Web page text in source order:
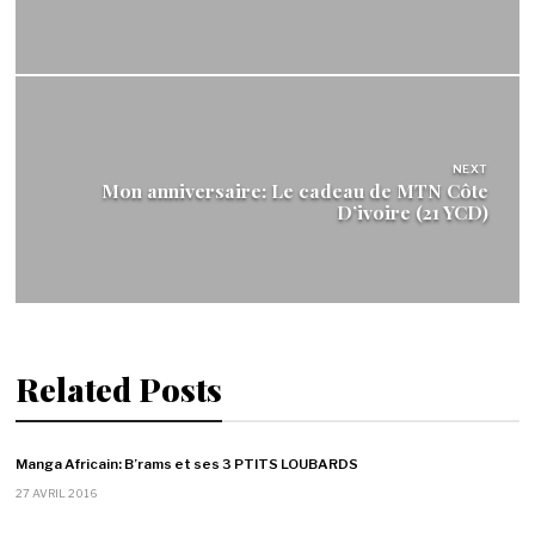
NEXT
Mon anniversaire: Le cadeau de MTN Côte
D’ivoire (21 YCD)
Related Posts
Manga Africain: B’rams et ses 3 PTITS LOUBARDS
27 AVRIL 2016